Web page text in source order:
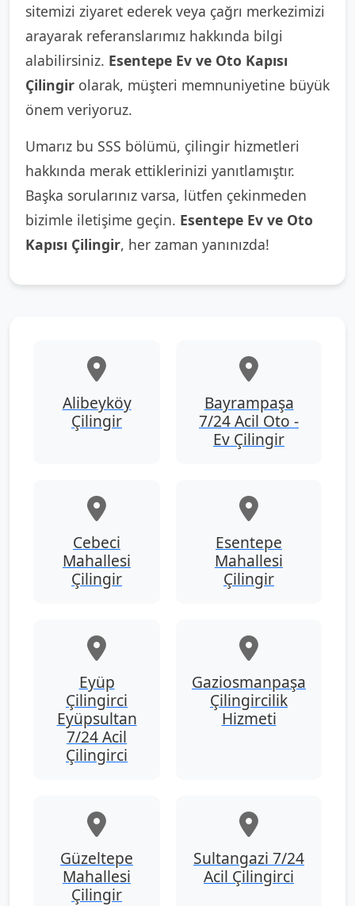
sitemizi ziyaret ederek veya çağrı merkezimizi
arayarak referanslarımız hakkında bilgi
alabilirsiniz. Esentepe Ev ve Oto Kapısı
Çilingir olarak, müşteri memnuniyetine büyük
önem veriyoruz.
Umarız bu SSS bölümü, çilingir hizmetleri
hakkında merak ettiklerinizi yanıtlamıştır.
Başka sorularınız varsa, lütfen çekinmeden
bizimle iletişime geçin. Esentepe Ev ve Oto
Kapısı Çilingir, her zaman yanınızda!
Alibeyköy
Çilingir
Bayrampaşa
7/24 Acil Oto -
Ev Çilingir
Cebeci
Mahallesi
Çilingir
Esentepe
Mahallesi
Çilingir
Eyüp
Çilingirci
Eyüpsultan
7/24 Acil
Çilingirci
Gaziosmanpaşa
Çilingircilik
Hizmeti
Güzeltepe
Mahallesi
Çilingir
Sultangazi 7/24
Acil Çilingirci